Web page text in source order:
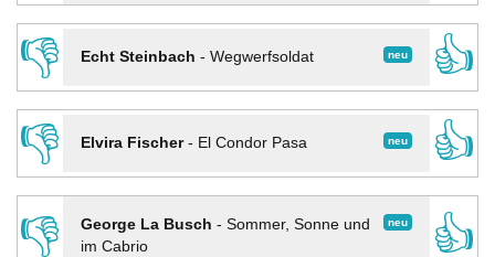
👎
neu
Echt Steinbach - Wegwerfsoldat
👍
👎
neu
Elvira Fischer- El Condor Pasa
👍
👎
neu
George La Busch - Sommer, Sonne und
im Cabrio
👍